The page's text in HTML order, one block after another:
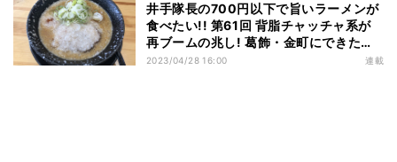
井手隊長の700円以下で旨いラーメンが
食べたい!! 第61回 背脂チャッチャ系が
再ブームの兆し! 葛飾・金町にできた背
脂の魔術師「ツボミ」!
2023/04/28 16:00 連載